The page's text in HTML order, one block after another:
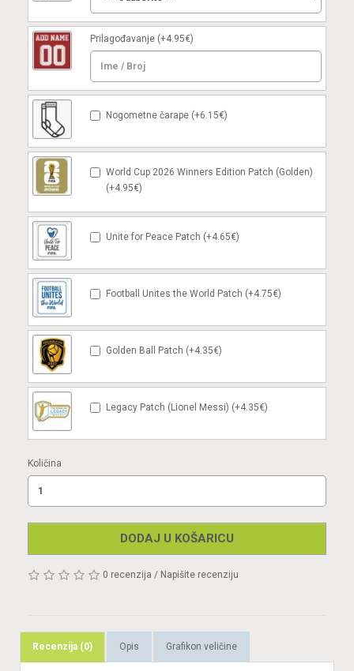
Prilagođavanje (+4.95€)
Nogometne čarape (+6.15€)
World Cup 2026 Winners Edition Patch (Golden)
(+4.95€)
Unite for Peace Patch (+4.65€)
Football Unites the World Patch (+4.75€)
Golden Ball Patch (+4.35€)
Legacy Patch (Lionel Messi) (+4.35€)
Količina
DODAJ U KOŠARICU
0 recenzija / Napišite recenziju
Recenzija (0) Opis Grafikon veličine